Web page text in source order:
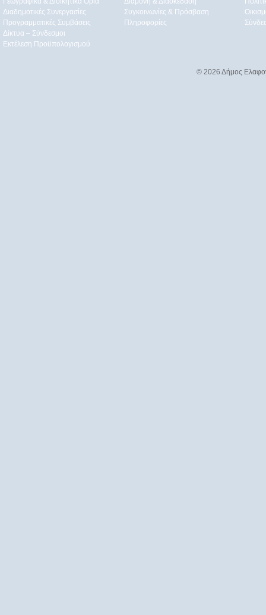
Διαδημοτικές Συνεργασίες
Προγραμματικές Συμβάσεις
Δίκτυα – Σύνδεσμοι
Εκτέλεση Προϋπολογισμού
Συγκοινωνίες & Πρόσβαση
Πληροφορίες
© 2026 Δήμος